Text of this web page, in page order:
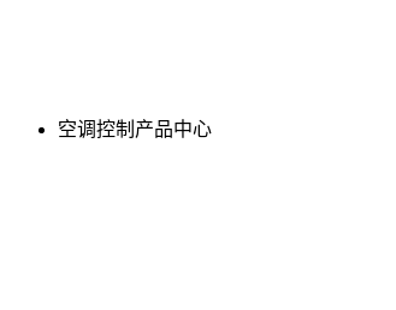
空调控制产品中心